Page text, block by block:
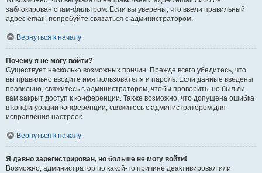
заблокирован спам-фильтром. Если вы уверены, что ввели правильный
адрес email, попробуйте связаться с администратором.
Вернуться к началу
Почему я не могу войти?
Существует несколько возможных причин. Прежде всего убедитесь, что
вы правильно вводите имя пользователя и пароль. Если данные введены
правильно, свяжитесь с администратором, чтобы проверить, не был ли
вам закрыт доступ к конференции. Также возможно, что допущена ошибка
в конфигурации конференции, свяжитесь с администратором для
исправления настроек.
Вернуться к началу
Я давно зарегистрирован, но больше не могу войти!
Возможно, администратор по какой-то причине деактивировал или